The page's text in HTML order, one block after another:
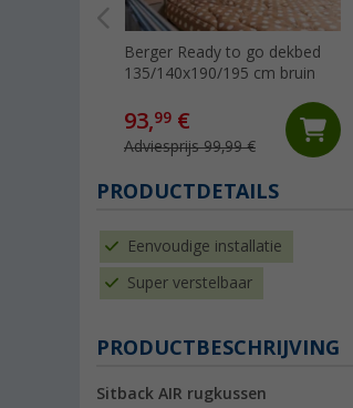
Berger Ready to go dekbed
135/140x190/195 cm bruin
93,99 €
Adviesprijs 99,99 €
PRODUCTDETAILS
Eenvoudige installatie
Super verstelbaar
PRODUCTBESCHRIJVING
Sitback AIR rugkussen